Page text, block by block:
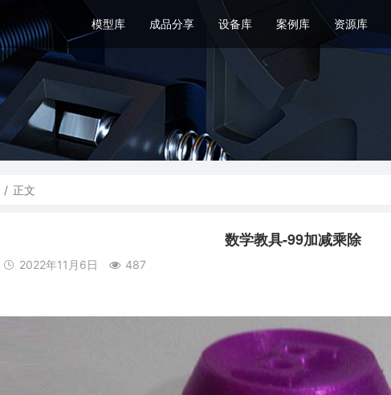
模型库 成品分享 设备库 案例库 资源库
/ 正文
数学教具-99加减乘除
2022年11月6日 487